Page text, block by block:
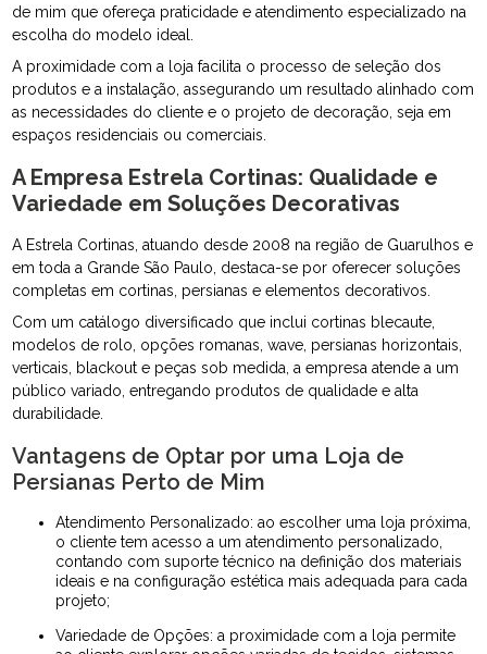
de mim que ofereça praticidade e atendimento especializado na
escolha do modelo ideal.
A proximidade com a loja facilita o processo de seleção dos
produtos e a instalação, assegurando um resultado alinhado com
as necessidades do cliente e o projeto de decoração, seja em
espaços residenciais ou comerciais.
A Empresa Estrela Cortinas: Qualidade e
Variedade em Soluções Decorativas
A Estrela Cortinas, atuando desde 2008 na região de Guarulhos e
em toda a Grande São Paulo, destaca-se por oferecer soluções
completas em cortinas, persianas e elementos decorativos.
Com um catálogo diversificado que inclui cortinas blecaute,
modelos de rolo, opções romanas, wave, persianas horizontais,
verticais, blackout e peças sob medida, a empresa atende a um
público variado, entregando produtos de qualidade e alta
durabilidade.
Vantagens de Optar por uma Loja de
Persianas Perto de Mim
Atendimento Personalizado: ao escolher uma loja próxima,
o cliente tem acesso a um atendimento personalizado,
contando com suporte técnico na definição dos materiais
ideais e na configuração estética mais adequada para cada
projeto;
Variedade de Opções: a proximidade com a loja permite